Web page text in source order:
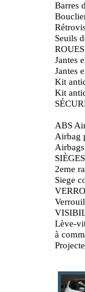
Barres
Seuils
ROUES
Jantes
Jantes
Kit
Kit
ABS
Airbag
SIÈGES
2eme
Siege
Lève-
à